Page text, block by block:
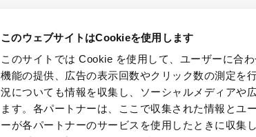
このウェブサイトはCookieを使用します
このサイトでは Cookie を使用して、ユーザーに合
機能の提供、広告の表示回数やクリック数の測定を
況についても情報を収集し、ソーシャルメディアや
ます。各パートナーは、ここで収集された情報とユ
ーが各パートナーのサービスを使用したときに収集